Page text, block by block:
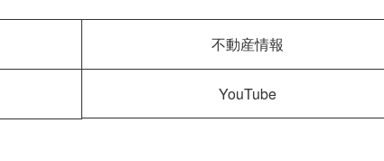
不動産情報
YouTube